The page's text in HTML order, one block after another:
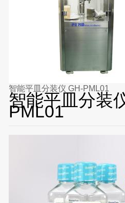
智能平皿分装仪 GH-PML01
智能平皿分装
PML01